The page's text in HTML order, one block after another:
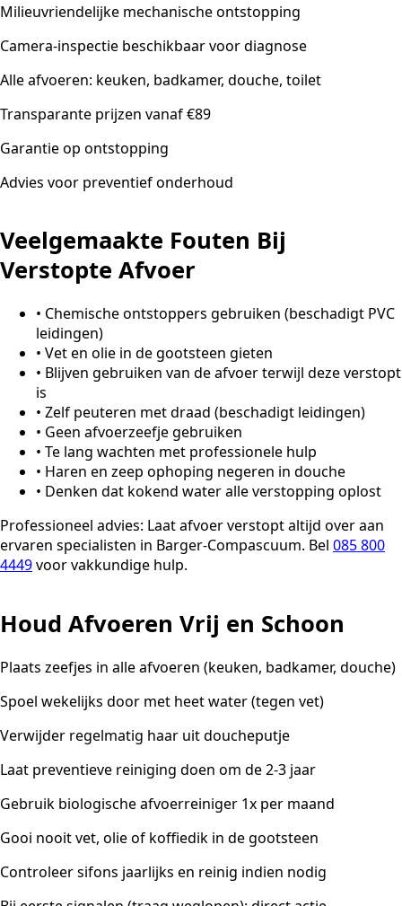
Milieuvriendelijke mechanische ontstopping
Camera-inspectie beschikbaar voor diagnose
Alle afvoeren: keuken, badkamer, douche, toilet
Transparante prijzen vanaf €89
Garantie op ontstopping
Advies voor preventief onderhoud
Veelgemaakte Fouten Bij
Verstopte Afvoer
• Chemische ontstoppers gebruiken (beschadigt PVC
leidingen)
• Vet en olie in de gootsteen gieten
• Blijven gebruiken van de afvoer terwijl deze verstopt
is
• Zelf peuteren met draad (beschadigt leidingen)
• Geen afvoerzeefje gebruiken
• Te lang wachten met professionele hulp
• Haren en zeep ophoping negeren in douche
• Denken dat kokend water alle verstopping oplost
Professioneel advies: Laat afvoer verstopt altijd over aan
ervaren specialisten in Barger-Compascuum. Bel 085 800
4449voor vakkundige hulp.
Houd Afvoeren Vrij en Schoon
Plaats zeefjes in alle afvoeren (keuken, badkamer, douche)
Spoel wekelijks door met heet water (tegen vet)
Verwijder regelmatig haar uit doucheputje
Laat preventieve reiniging doen om de 2-3 jaar
Gebruik biologische afvoerreiniger 1x per maand
Gooi nooit vet, olie of koffiedik in de gootsteen
Controleer sifons jaarlijks en reinig indien nodig